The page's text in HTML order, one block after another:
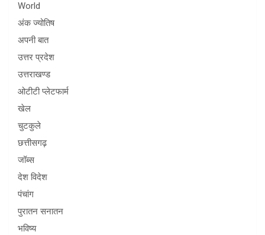
World
अंक ज्योतिष
अपनी बात
उत्तर प्रदेश
उत्तराखण्ड
ओटीटी प्लेटफार्म
खेल
चुटकुले
छत्तीसगढ़
जॉब्स
देश विदेश
पंचांग
पुरातन सनातन
भविष्य